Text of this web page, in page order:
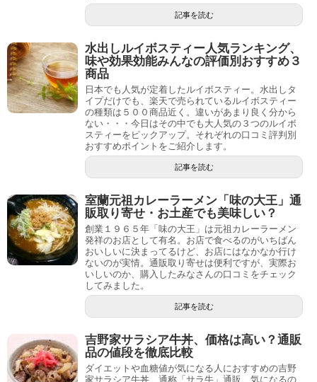
記事を読む
水出しルイボスティー人気ランキング、
味や効果効能みんなの評価別おすすめ３
商品
日本でも人気が定着したルイボスティー。水出しタ
イプだけでも、楽天で売られているルイボスティー
の種類は５００商品近く。違いがあまり良く分から
ない・・・今日はその中でも大人気の３つのルイボ
スティーをピックアップ。それぞれの口コミ評判別
おすすめポイントをご紹介します。
記事を読む
室蘭元祖カレーラーメン「味の大王」通
販取り寄せ・お土産でも美味しい？
創業１９６５年「味の大王」は元祖カレーラーメン
発祥のお店として有名。お店で食べるのがいちばん
おいしいに決まってるけど、お店にはなかなか行け
ないのが実情。通販取り寄せは便利ですが、実際お
いしいのか、購入したみなさんの口コミをチェック
してみました。
記事を読む
吉野家サラシア牛丼、価格は高い？通販
品の値段を徹底比較
ダイエットや血糖値が気になる人におすすめの吉野
家サラシア牛丼、通称「サラ牛」通販、気になるの